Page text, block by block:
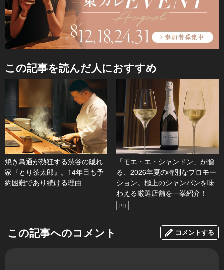
この記事を読んだ人におすすめ
焼き鳥通が熱狂する渋谷の隠れ
家『とり茶太郎』。14年目も予
約困難であり続ける理由
「モエ・エ・シャンドン」が贈
る、2026年夏の特別なプロモー
ション。極上のシャンパンを味
わえる厳選店舗を一挙紹介！
PR
この記事へのコメント コメントする